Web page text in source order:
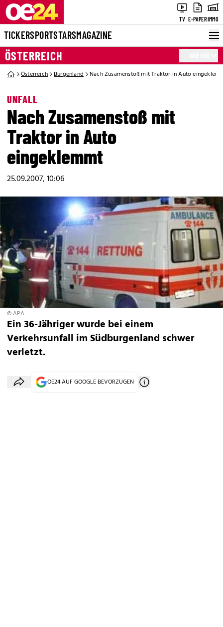
TV E-PAPERIMMO
TICKERSPORTSTARSMAGAZINE
ÖSTERREICH
Österreich Burgenland Nach Zusamenstoß mit Traktor in Auto
UNFALL
Nach Zusamenstoß mit
Traktor in Auto
eingeklemmt
25.09.2007, 10:06
© APA
Ein 36-Jähriger wurde bei einem
Verkehrsunfall im Südburgenland schwer
verletzt.
OE24 AUF GOOGLE BEVORZUGEN